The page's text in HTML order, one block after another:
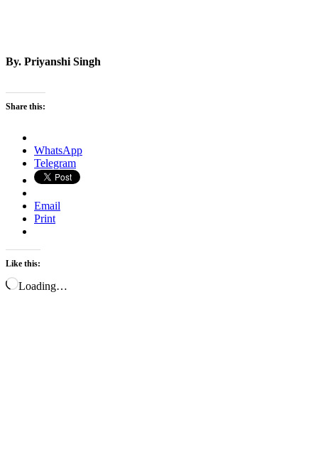
By. Priyanshi Singh
Share this:
WhatsApp
Telegram
Email
Print
Like this:
Loading…